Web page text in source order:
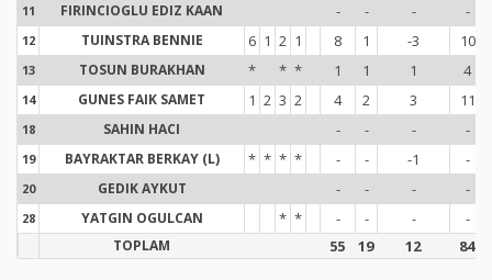
11 FIRINCIOGLU EDIZ KAAN - - - -
12 TUINSTRA BENNIE 6 1 2 1 8 1 -3 10
13 TOSUN BURAKHAN * * * 1 1 1 4
14 GUNES FAIK SAMET 1 2 3 2 4 2 3 11
18 SAHIN HACI - - - -
19 BAYRAKTAR BERKAY (L) * * * * - - -1 -
20 GEDIK AYKUT - - - -
28 YATGIN OGULCAN * * - - - -
TOPLAM 55 19 12 84